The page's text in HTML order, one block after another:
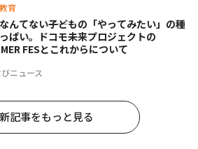
教育
ニュース
んてない――子どもの「やってみたい」の種
ぱい。ドコモ未来プロジェクトの
FESとこれからについて
記事をもっと見る